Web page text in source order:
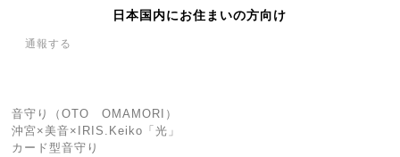
日本国内にお住まいの方向け
通報する
音守り（OTO OMAMORI）
沖宮×美音×IRIS.Keiko「光」
カード型音守り